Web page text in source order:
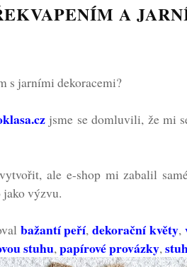
A
s jarními dekoracemi?
jsme se domluvili, že mi
ale e-shop mi zabalil
jako výzvu.
bažantí peří,dekorační květy,
stuhu,papírové provázky,